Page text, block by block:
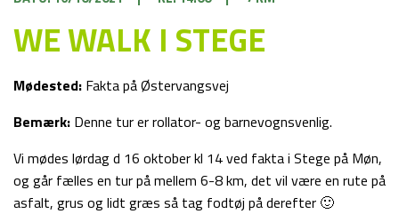
WE WALK I STEGE
Mødested: Fakta på Østervangsvej
Bemærk: Denne tur er rollator- og barnevognsvenlig.
Vi mødes lørdag d 16 oktober kl 14 ved fakta i Stege på Møn,
og går fælles en tur på mellem 6-8 km, det vil være en rute på
asfalt, grus og lidt græs så tag fodtøj på derefter 🙂